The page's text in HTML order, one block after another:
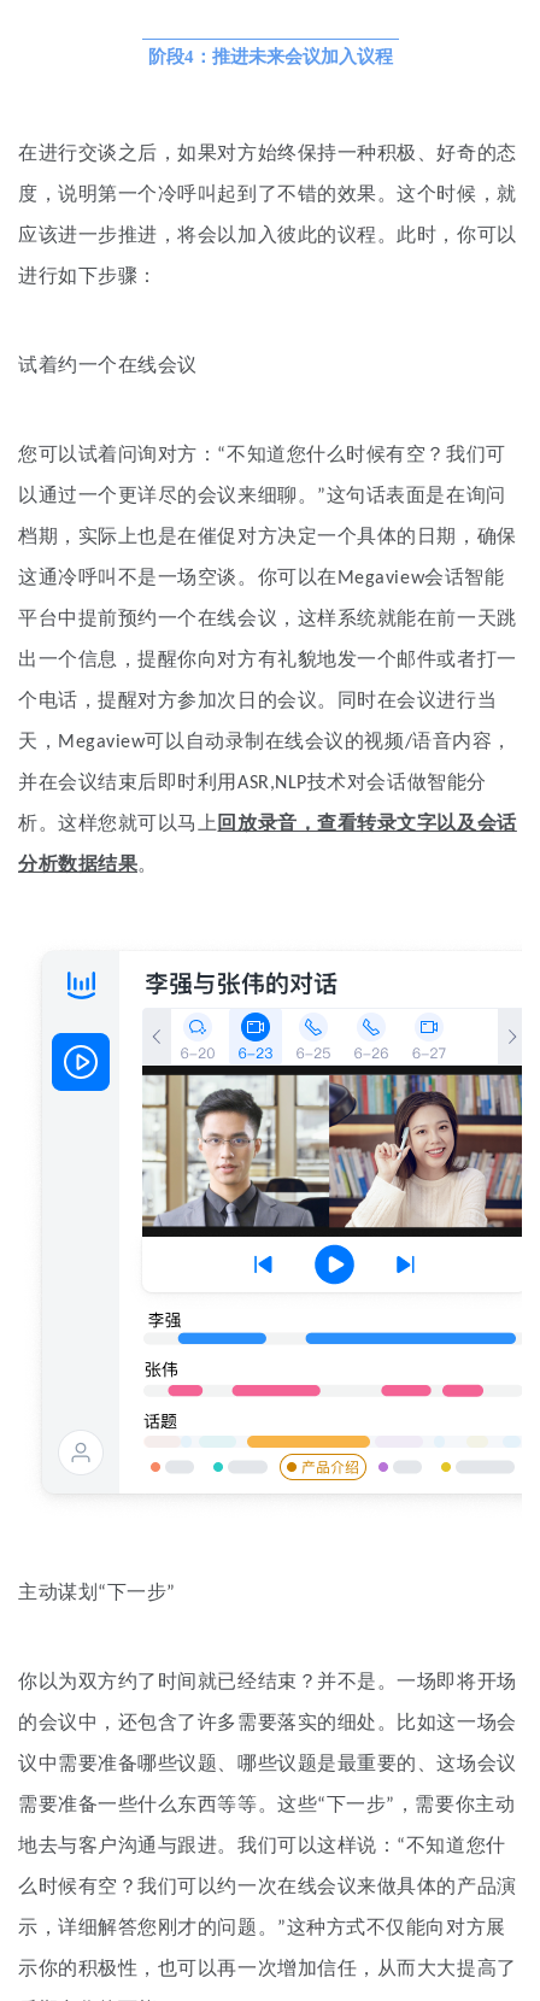
阶段4：推进未来会议加入议程
在进行交谈之后 ，如果对方始终保持一种积极、好奇的态
度，说明第一个冷呼叫起到了不错的效果。这个时候，就
应该进一步推进，将会以加入彼此的议程。 此时，你可以
进行如下步骤：
试着约一个在线会议
您可以试着问询对方：“不知道您什么时候有空？我们可
以通过一个更详尽的会议来细聊。”这句话表面是在询问
档期，实际上也是在催促对方决定一个具体的日期，确保
这通冷呼叫不是一场空谈。你可以在Megaview会话智能
平台中提前预约一个在线会议，这样系统就能在前一天跳
出一个信息，提醒你向对方有礼貌地发一个邮件或者打一
个电话，提醒对方参加次日的会议。同时在会议进行当
天，Megaview可以自动录制在线会议的视频/语音内容，
并在会议结束后即时利用ASR,NLP技术对会话做智能分
析。这样您就可以马上 回 放录音，查看转录文字以及会话
分析数据结果。
主动谋划“下一步”
你以为双方约了时间就已经结束？并不是。一场即将开场
的会议中，还包含了许多需要落实的细处。比如这一场会
议中需要准备哪些议题、哪些议题是最重要的、这场会议
需要准备一些什么东西等等。这些“下一步”，需要你主动
地去与客户沟通与跟进。我们可以这样说：“不知道您什
么时候有空？我们可以约一次在线会议来做具体的产品演
示，详细解答您刚才的问题。”这种方式不仅能向对方展
示你的积极性，也可以再一次增加信任，从而大大提高了